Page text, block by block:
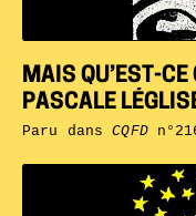
MAIS QU’EST-CE
PASCALE
Paru dansCQFD